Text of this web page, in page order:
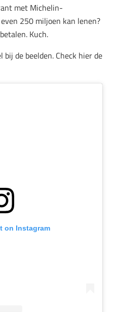
met Michelin-
250 miljoen kan lenen?
Kuch.
de beelden. Check hier de
on Instagram